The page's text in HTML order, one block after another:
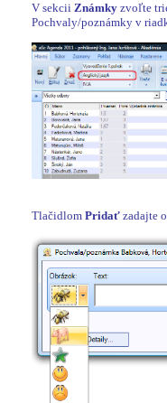
V sekcii Známky zvoľte
Pochvaly/poznámky v
Tlačidlom Pridať zadajte